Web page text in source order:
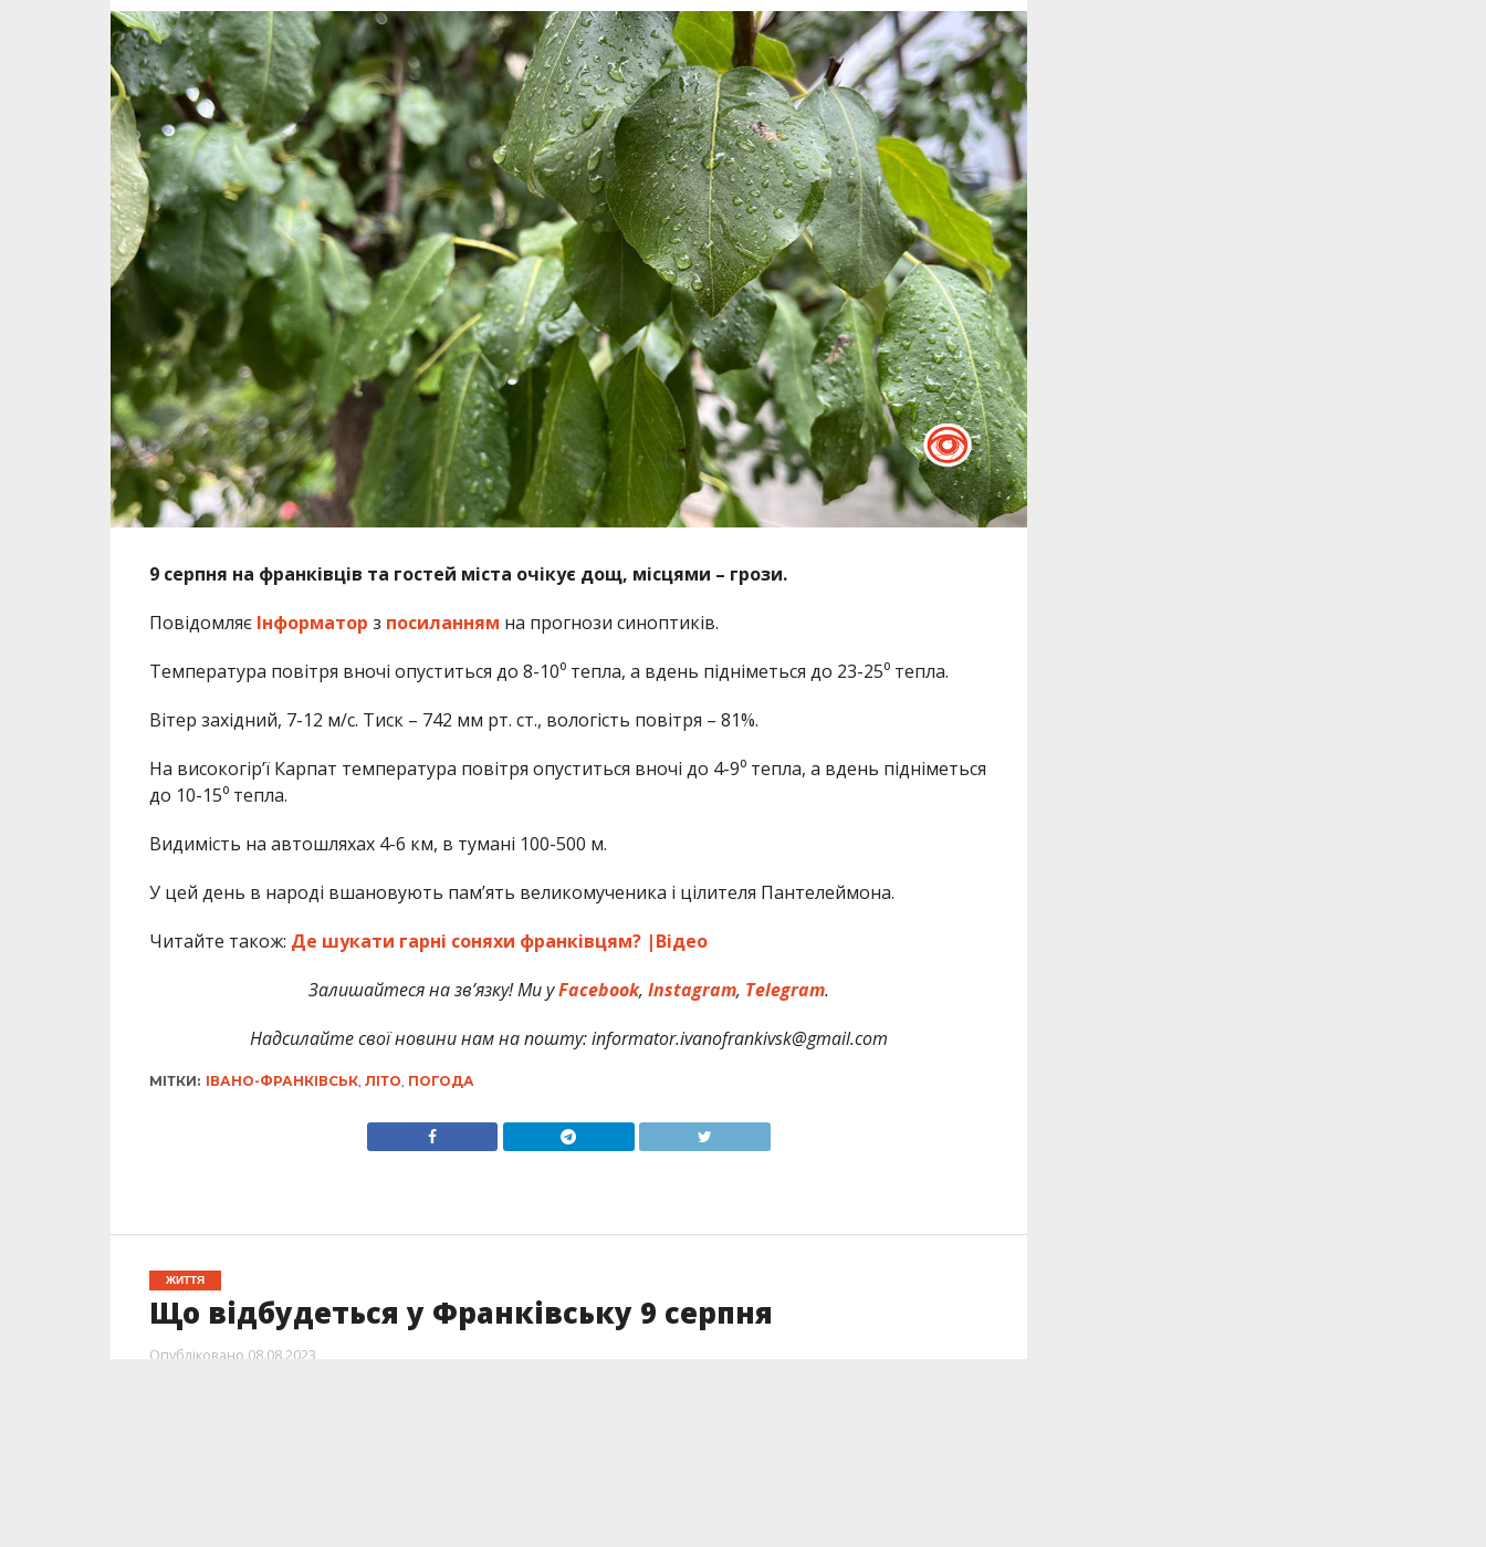
9 серпня на франківців та гостей міста очікує дощ, місцями – грози.
Повідомляє Інформатор з посиланням на прогнози синоптиків.
Температура повітря вночі опуститься до 8-10⁰ тепла, а вдень підніметься до 23-25⁰ тепла.
Вітер західний, 7-12 м/с. Тиск – 742 мм рт. ст., вологість повітря – 81%.
На високогір’ї Карпат температура повітря опуститься вночі до 4-9⁰ тепла, а вдень підніметься
до 10-15⁰ тепла.
Видимість на автошляхах 4-6 км, в тумані 100-500 м.
У цей день в народі вшановують пам’ять великомученика і цілителя Пантелеймона.
Читайте також: Де шукати гарні соняхи франківцям? |Відео
Залишайтеся на зв’язку! Ми уFacebook, Instagram, Telegram.
Надсилайте свої новини нам на пошту: informator.ivanofrankivsk@gmail.com
МІТКИ: ІВАНО-ФРАНКІВСЬК, ЛІТО ПОГОДА
ЖИТТЯ
Що відбудеться у Франківську 9 серпня
Опубліковано 08.08.2023